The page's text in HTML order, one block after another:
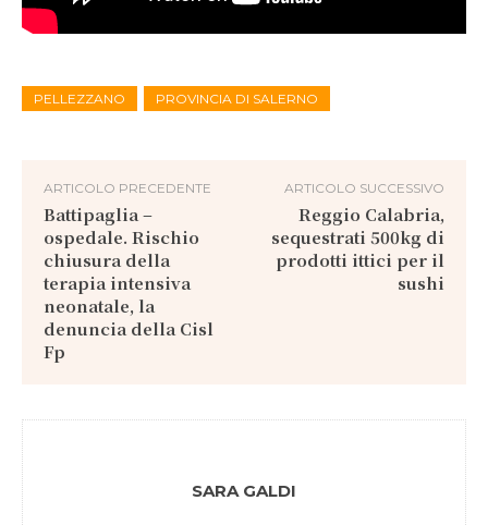
PELLEZZANO PROVINCIA DI SALERNO
ARTICOLO PRECEDENTE
Battipaglia –
ospedale. Rischio
chiusura della
terapia intensiva
neonatale, la
denuncia della Cisl
Fp
ARTICOLO SUCCESSIVO
Reggio Calabria,
sequestrati 500kg di
prodotti ittici per il
sushi
SARA GALDI